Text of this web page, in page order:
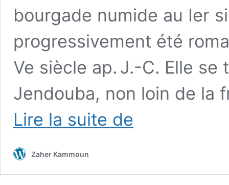
bourgade numide au Ier
progressivement été
Ve siècle ap. J.-C. Elle
Jendouba, non loin de la
Lire la suite de
Zaher Kammoun